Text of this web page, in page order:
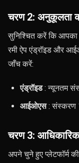
चरण 2: अनुकूलता
सुनिश्चित करें कि आपका
रमी ऐप एंड्रॉइड और
जाँच करें:
एंड्रॉइड: न्यूनतम
आईओएस: संस्करण
चरण 3:
अपने चुने हुए प्लेटफॉर्म